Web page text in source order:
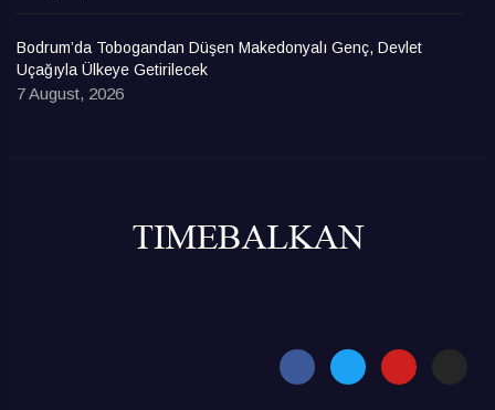
Bodrum’da Tobogandan Düşen Makedonyalı Genç, Devlet
Uçağıyla Ülkeye Getirilecek
7 August, 2026